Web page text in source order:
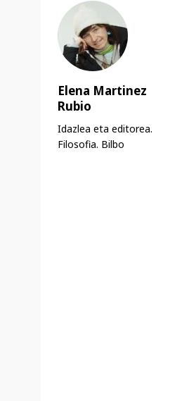
Elena Martinez
Rubio
Idazlea eta editorea.
Filosofia. Bilbo